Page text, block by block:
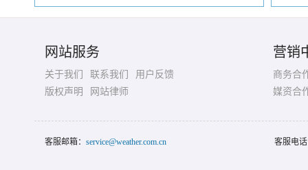
网站服务
关于我们 联系我们
用户反馈
版权声明
网站律师
营销
商务合
媒资合
客服邮箱： service@weather.com.cn 客服电